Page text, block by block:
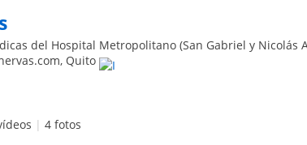
del Hospital Metropolitano (San Gabriel y Nicolás
, Quito
| 4 fotos